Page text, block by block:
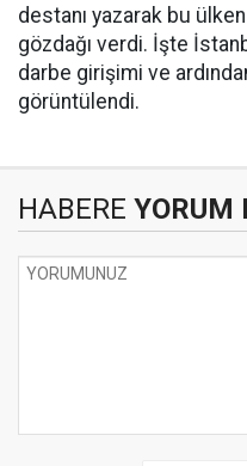
destanı yazarak bu
gözdağı verdi. İşte
darbe girişimi ve
görüntülendi.
HABERE YORUM